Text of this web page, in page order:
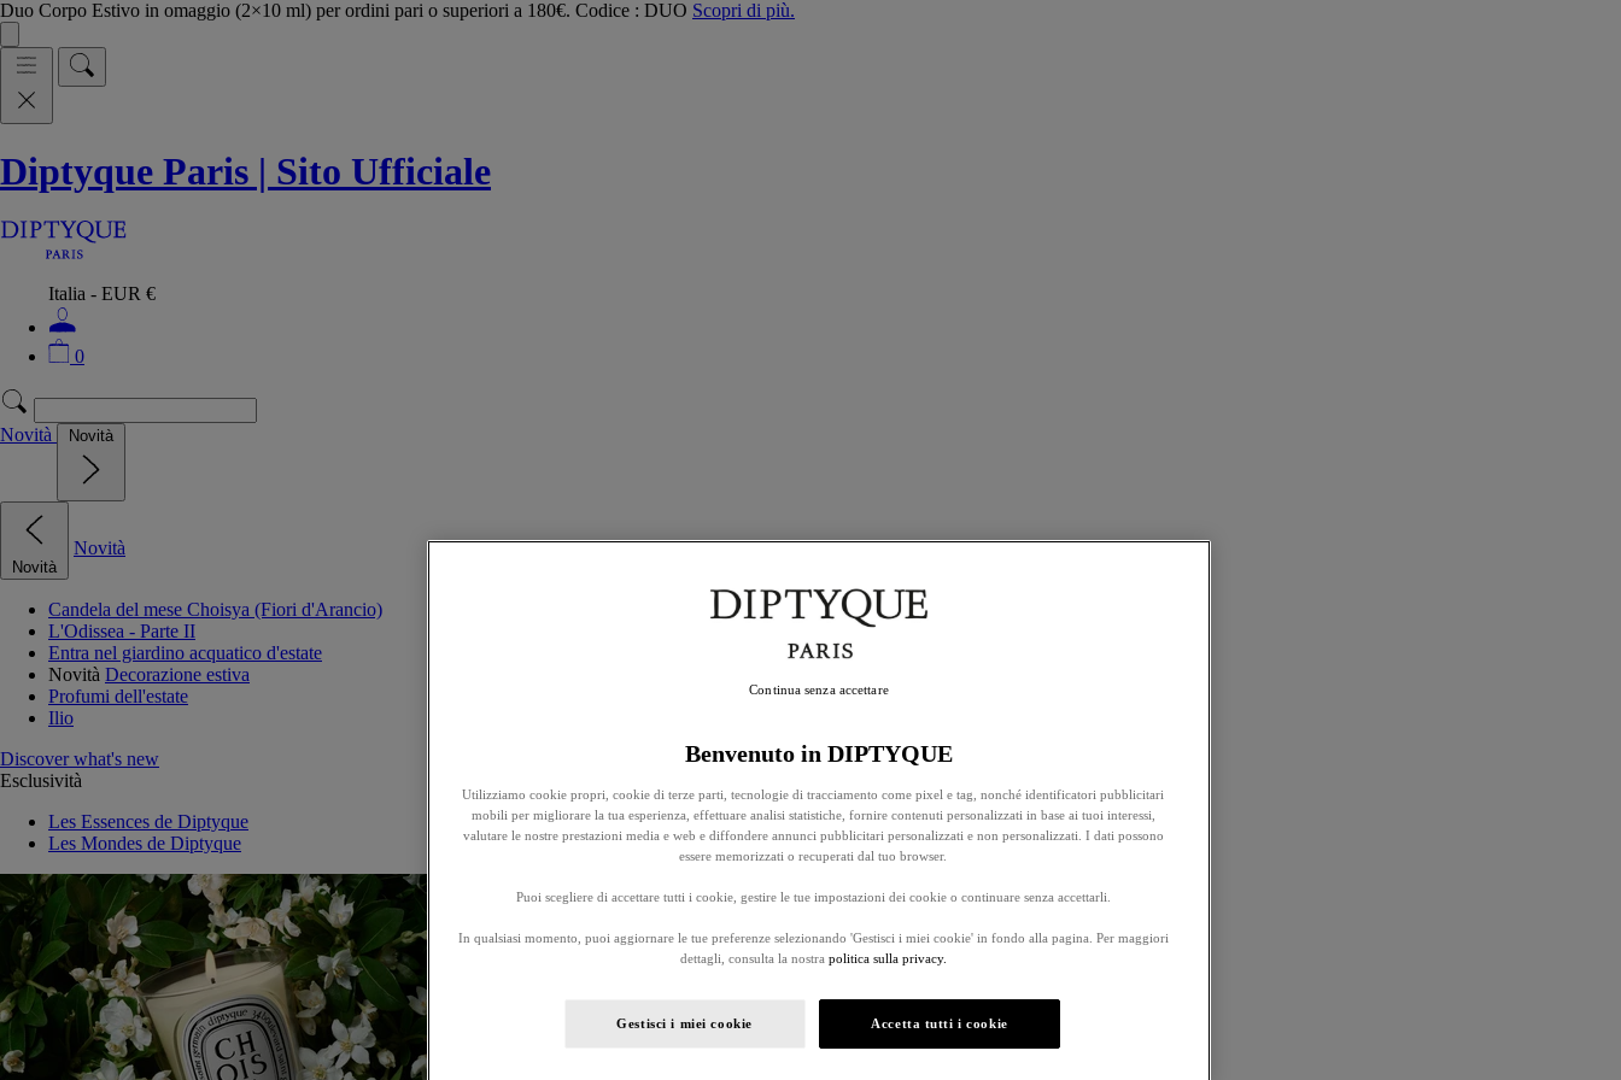
Duo Corpo Estivo in omaggio (2×10 ml) per ordini pari o superiori a 180€. Codice : DUO Scopri di più.
Diptyque Paris | Sito Ufficiale
Italia - EUR €
0
Novità Novità
Novità
Novità
Candela del mese Choisya (Fiori d'Arancio)
L'Odissea - Parte II
Entra nel giardino acquatico d'estate
Novità Decorazione estiva
Profumi dell'estate
Ilio
Discover what's new
Esclusività
Les Essences de Diptyque
Les Mondes de Diptyque
Benvenuto in DIPTYQUE
Utilizziamo cookie propri, cookie di terze parti, tecnologie di tracciamento come pixel e tag, nonché identificatori pubblicitari
mobili per migliorare la tua esperienza, effettuare analisi statistiche, fornire contenuti personalizzati in base ai tuoi interessi,
valutare le nostre prestazioni media e web e diffondere annunci pubblicitari personalizzati e non personalizzati. I dati possono
essere memorizzati o recuperati dal tuo browser.
Puoi scegliere di accettare tutti i cookie, gestire le tue impostazioni dei cookie o continuare senza accettarli.
In qualsiasi momento, puoi aggiornare le tue preferenze selezionando 'Gestisci i miei cookie' in fondo alla pagina. Per maggiori
dettagli, consulta la nostra politica sulla privacy.
Gestisci i miei cookie Accetta tutti i cookie
Continua senza accettare